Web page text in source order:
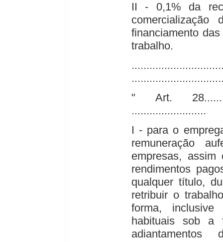
II - 0,1% da
financiamento
trabalho.
" Art.
.........................
I - para o
remuneração
empresas, assim
rendimentos
qualquer título,
retribuir o
forma,
habituais sob a
adiantamentos